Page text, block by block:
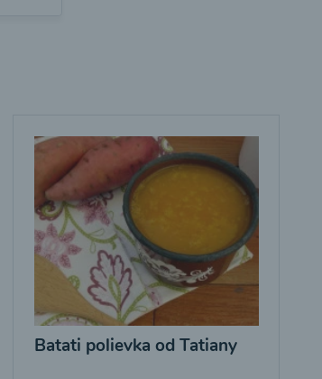
Batati polievka od Tatiany